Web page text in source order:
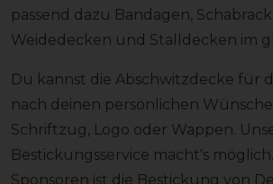
passend dazu Bandagen,
Weidedecken und Stalldecken im
Du kannst die Abschwitzdecke für
nach deinen persönlichen
Schriftzug, Logo oder Wappen.
Bestickungsservice macht's
Sponsoren ist die Bestickung von